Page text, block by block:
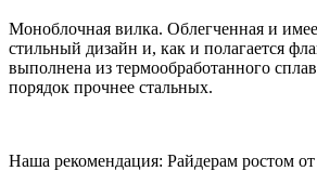
Моноблочная вилка. Облегченная и
стильный дизайн и, как и полагается
выполнена из термообработанного
порядок прочнее стальных.
Наша рекомендация: Райдерам ростом